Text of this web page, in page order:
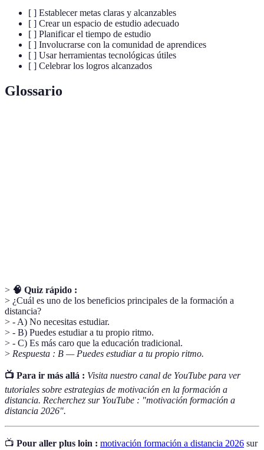
[ ] Establecer metas claras y alcanzables
[ ] Crear un espacio de estudio adecuado
[ ] Planificar el tiempo de estudio
[ ] Involucrarse con la comunidad de aprendices
[ ] Usar herramientas tecnológicas útiles
[ ] Celebrar los logros alcanzados
Glossario
> 🧠 Quiz rápido :
> ¿Cuál es uno de los beneficios principales de la formación a
distancia?
> - A) No necesitas estudiar.
> - B) Puedes estudiar a tu propio ritmo.
> - C) Es más caro que la educación tradicional.
> Respuesta : B — Puedes estudiar a tu propio ritmo.
📺 Para ir más allá : Visita nuestro canal de YouTube para ver
tutoriales sobre estrategias de motivación en la formación a
distancia. Recherchez sur YouTube : "motivación formación a
distancia 2026".
📺 Pour aller plus loin : motivación formación a distancia 2026 sur